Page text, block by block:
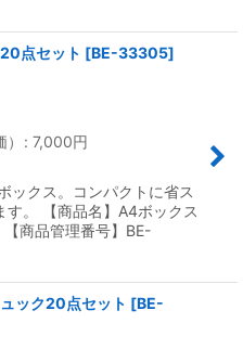
点セット [BE-33305]
: 7,000円
ックス。コンパクトに省ス
す。 【商品名】A4ボックス
商品管理番号】BE-
ック20点セット [BE-